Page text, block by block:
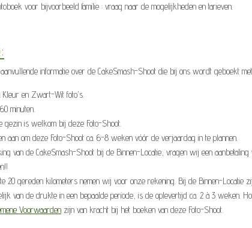
voor bijvoorbeeld familie : vraag naar de mogelijkheden en tarieven.
informatie over de CakeSmash-Shoot die bij ons wordt geboekt
Kleur en Zwart-Wit foto's.
minuten
gezin is welkom bij deze Foto-Shoot.
aan om deze Foto-Shoot ca. 6-8 weken vóór de verjaardag in te plannen.
van de CakeSmash-Shoot bij de Binnen-Locatie, vragen wij een
20 gereden kilometers nemen wij voor onze rekening. Bij de Binnen-Locatie
van de drukte in een bepaalde periode, is de oplevertijd ca. 2 à 3 weken.
Voorwaarden zijn van kracht bij het boeken van deze Foto-Shoot.